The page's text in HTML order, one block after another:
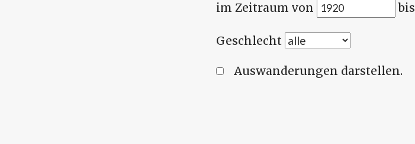
im Zeitraum von
bis
Geschlecht
Auswanderungen darstellen.